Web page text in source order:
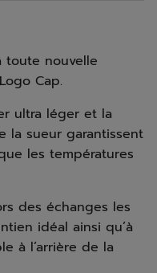
toute nouvelle
Cap.
ultra léger et la
la sueur garantissent
les températures
des échanges les
idéal ainsi qu’à
à l’arrière de la